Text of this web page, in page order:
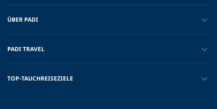
ÜBER PADI
PADI TRAVEL
TOP-TAUCHREISEZIELE